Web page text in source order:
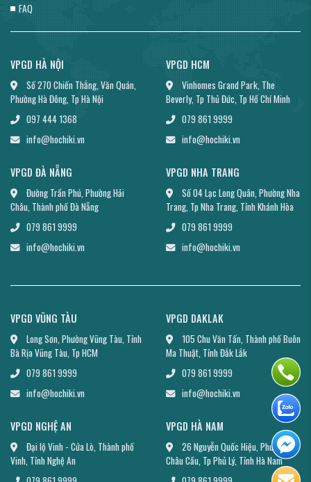
FAQ
VPGD HÀ NỘI
Số 270 Chiến Thắng, Văn Quán,
Phường Hà Đông, Tp Hà Nội
097 444 1368
info@hochiki.vn
VPGD HCM
Vinhomes Grand Park, The
Beverly, Tp Thủ Đức, Tp Hồ Chí Minh
079 861 9999
info@hochiki.vn
VPGD ĐÀ NẴNG
Đường Trần Phú, Phường Hải
Châu, Thành phố Đà Nẵng
079 861 9999
info@hochiki.vn
VPGD NHA TRANG
Số 04 Lạc Long Quân, Phường Nha
Trang, Tp Nha Trang, Tỉnh Khánh Hòa
079 861 9999
info@hochiki.vn
VPGD VŨNG TÀU
Long Sơn, Phường Vũng Tàu, Tỉnh
Bà Rịa Vũng Tàu, Tp HCM
079 861 9999
info@hochiki.vn
VPGD DAKLAK
105 Chu Văn Tấn, Thành phố Buôn
Ma Thuật, Tỉnh Đắk Lắk
079 861 9999
info@hochiki.vn
VPGD NGHỆ AN
Đại lộ Vinh - Cửa Lò, Thành phố
Vinh, Tỉnh Nghệ An
VPGD HÀ NAM
26 Nguyễn Quốc Hiệu, Phường
Châu Cầu, Tp Phủ Lý, Tỉnh Hà Nam